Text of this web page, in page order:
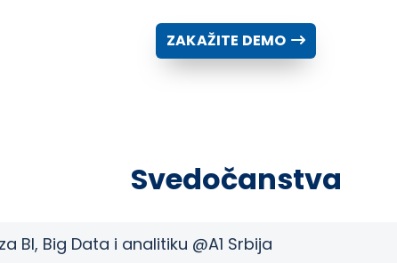
ZAKAŽITE DEMO
Svedočanstva
Data i analitiku @A1 Srbija